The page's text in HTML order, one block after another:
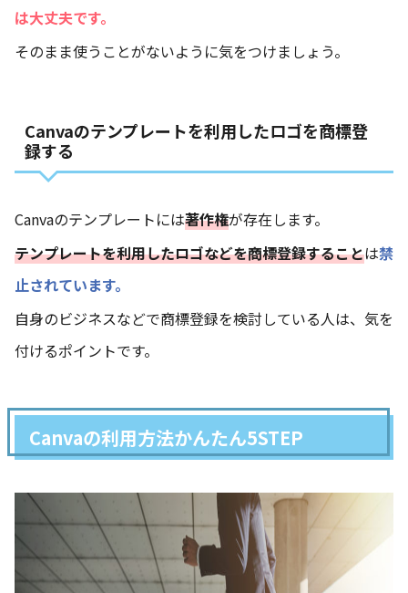
は大丈夫です。
そのまま使うことがないように気をつけましょう。
Canvaのテンプレートを利用したロゴを商標登
録する
Canvaのテンプレートには著作権が存在します。
テンプレートを利用したロゴなどを商標登録することは禁
止されています。
自身のビジネスなどで商標登録を検討している人は、気を
付けるポイントです。
Canvaの利用方法かんたん5STEP